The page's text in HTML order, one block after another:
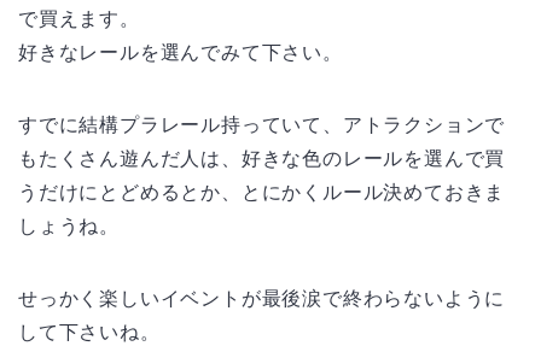
で買えます。
好きなレールを選んでみて下さい。
すでに結構プラレール持っていて、アトラクションで
もたくさん遊んだ人は、好きな色のレールを選んで買
うだけにとどめるとか、とにかくルール決めておきま
しょうね。
せっかく楽しいイベントが最後涙で終わらないように
して下さいね。